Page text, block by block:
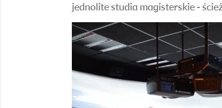
jednolite studia magisterskie -